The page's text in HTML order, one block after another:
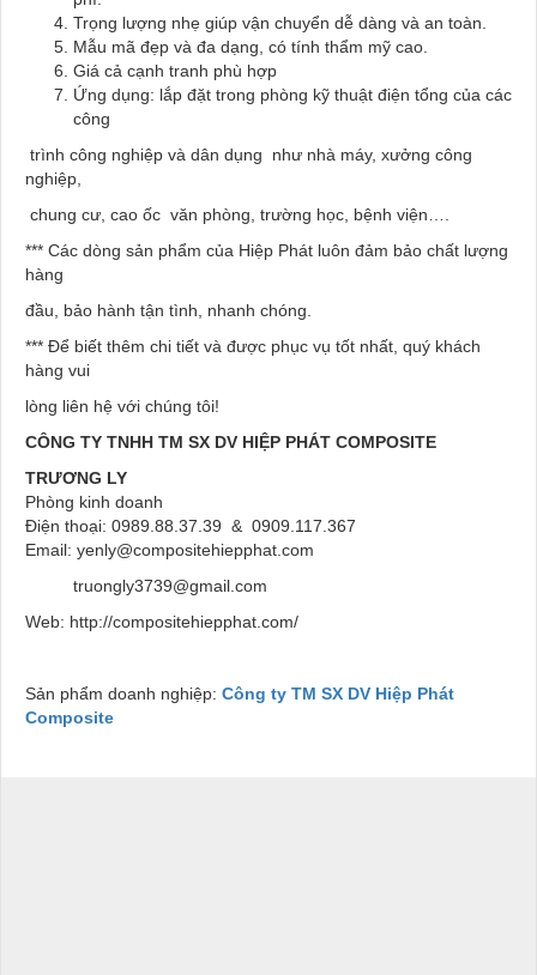
Trọng lượng nhẹ giúp vận chuyển dễ dàng và an toàn.
Mẫu mã đẹp và đa dạng, có tính thẩm mỹ cao.
Giá cả cạnh tranh phù hợp
Ứng dụng: lắp đặt trong phòng kỹ thuật điện tổng của các
công
trình công nghiệp và dân dụng như nhà máy, xưởng công
nghiệp,
chung cư, cao ốc văn phòng, trường học, bệnh viện….
*** Các dòng sản phẩm của Hiệp Phát luôn đảm bảo chất lượng
hàng
đầu, bảo hành tận tình, nhanh chóng.
*** Để biết thêm chi tiết và được phục vụ tốt nhất, quý khách
hàng vui
lòng liên hệ với chúng tôi!
CÔNG TY TNHH TM SX DV HIỆP PHÁT COMPOSITE
TRƯƠNG LY
Phòng kinh doanh
Điện thoại: 0989.88.37.39 & 0909.117.367
Email: yenly@compositehiepphat.com
truongly3739@gmail.com
Web: http://compositehiepphat.com/
Sản phẩm doanh nghiệp: Công ty TM SX DV Hiệp Phát
Composite